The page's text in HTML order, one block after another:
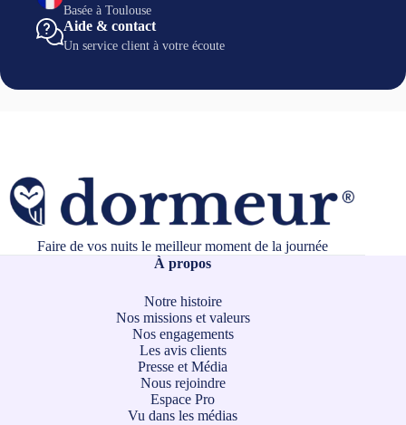
Basée à Toulouse
Aide & contact
Un service client à votre écoute
Faire de vos nuits le meilleur moment de la journée
À propos
Notre histoire
Nos missions et valeurs
Nos engagements
Les avis clients
Presse et Média
Nous rejoindre
Espace Pro
Vu dans les médias